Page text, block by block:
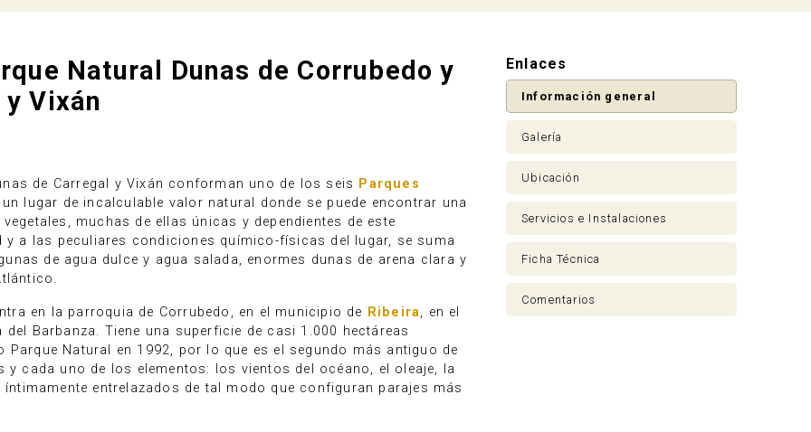
Natural Dunas de Corrubedo y
Vixán
de Carregal y Vixán conforman uno de los seis Parques
lugar de incalculable valor natural donde se puede encontrar una
muchas de ellas únicas y dependientes de este
a las peculiares condiciones químico-físicas del lugar, se suma
de agua dulce y agua salada, enormes dunas de arena clara y
en la parroquia de Corrubedo, en el municipio de Ribeira, en el
Barbanza. Tiene una superficie de casi 1.000 hectáreas
Natural en 1992, por lo que es el segundo más antiguo de
y cada uno de los elementos: los vientos del océano, el oleaje, la
entrelazados de tal modo que configuran parajes más
Enlaces
Información general
Galería
Ubicación
Servicios e Instalaciones
Ficha Técnica
Comentarios